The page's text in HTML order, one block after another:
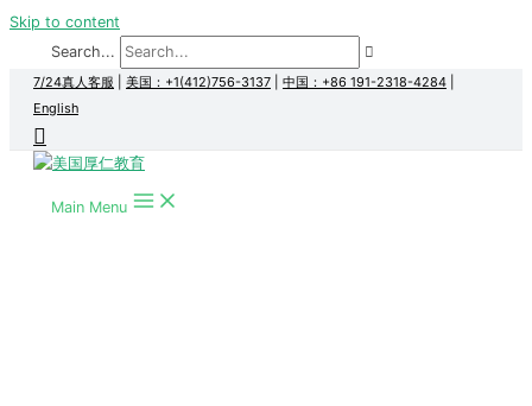
Skip to content
Search...
7/24真人客服 美国：+1(412)756-3137 中国：+86 191-2318-4284
English
Main Menu